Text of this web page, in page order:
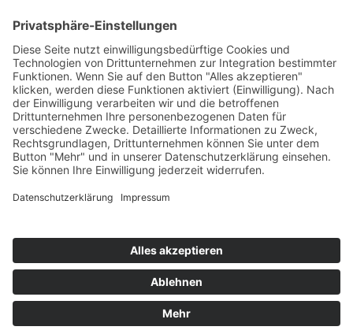
Zu uns
Unser Team
Arbeiten bei Innovation Salzburg
Anfahrt
Die Innovation Salzburg GmbH ist ein Unternehmen von
Salzburg und Industriellenvereinigung Salzburg.
Datenschutzerklärung
© 2026 Innovation Salzburg